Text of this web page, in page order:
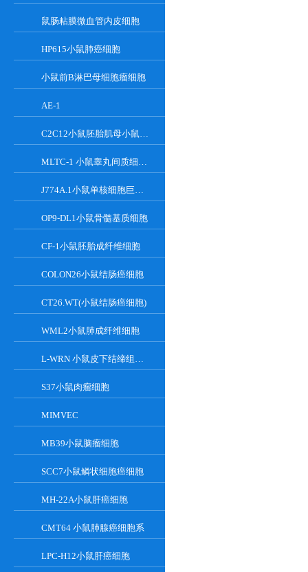
鼠肠粘膜微血管内皮细胞
HP615小鼠肺癌细胞
小鼠前B淋巴母细胞瘤细胞
AE-1
C2C12小鼠胚胎肌母小鼠胚胎肌母细胞
MLTC-1 小鼠睾丸间质细胞瘤细胞系
J774A.1小鼠单核细胞巨噬细胞
OP9-DL1小鼠骨髓基质细胞
CF-1小鼠胚胎成纤维细胞
COLON26小鼠结肠癌细胞
CT26.WT(小鼠结肠癌细胞)
WML2小鼠肺成纤维细胞
L-WRN 小鼠皮下结缔组织细胞系
S37小鼠肉瘤细胞
MIMVEC
MB39小鼠脑瘤细胞
SCC7小鼠鳞状细胞癌细胞
MH-22A小鼠肝癌细胞
CMT64 小鼠肺腺癌细胞系
LPC-H12小鼠肝癌细胞